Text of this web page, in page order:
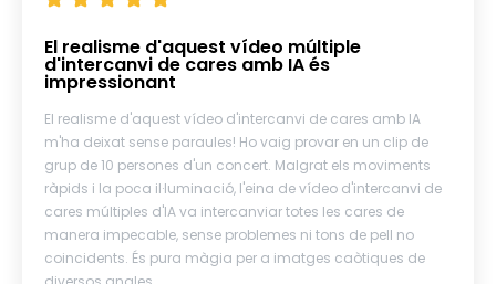
El realisme d'aquest vídeo múltiple
d'intercanvi de cares amb IA és
impressionant
El realisme d'aquest vídeo d'intercanvi de cares amb IA
m'ha deixat sense paraules! Ho vaig provar en un clip de
grup de 10 persones d'un concert. Malgrat els moviments
ràpids i la poca il·luminació, l'eina de vídeo d'intercanvi de
cares múltiples d'IA va intercanviar totes les cares de
manera impecable, sense problemes ni tons de pell no
coincidents. És pura màgia per a imatges caòtiques de